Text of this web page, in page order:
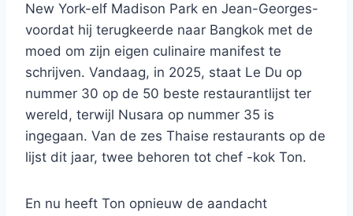
New York-elf Madison Park en Jean-Georges-
voordat hij terugkeerde naar Bangkok met de
moed om zijn eigen culinaire manifest te
schrijven. Vandaag, in 2025, staat Le Du op
nummer 30 op de 50 beste restaurantlijst ter
wereld, terwijl Nusara op nummer 35 is
ingegaan. Van de zes Thaise restaurants op de
lijst dit jaar, twee behoren tot chef -kok Ton.
En nu heeft Ton opnieuw de aandacht